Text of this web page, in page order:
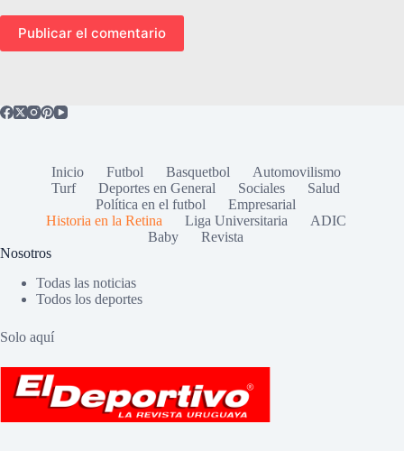
Publicar el comentario
Inicio Futbol Basquetbol
Automovilismo
Turf
Deportes en General Sociales
Salud
Política en el futbol
Empresarial
Historia en la Retina
Liga Universitaria
ADIC
Baby
Revista
Nosotros
Todas las noticias
Todos los deportes
Solo aquí